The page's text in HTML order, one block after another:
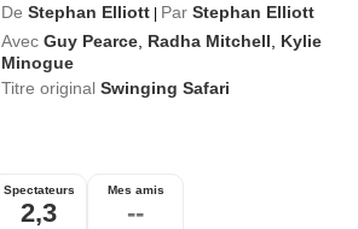
De Stephan Elliott | Par Stephan Elliott
Avec Guy Pearce Radha Mitchell
Kylie
Minogue
Titre originalSwinging Safari
Spectateurs
2,3
Mes amis
--